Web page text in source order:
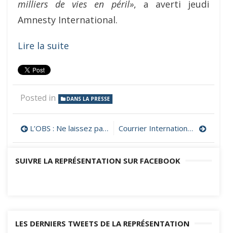
milliers de vies en péril», a averti jeudi
Amnesty International.
Lire la suite
Posted in DANS LA PRESSE
Navigation
de
l’article
L’OBS : Ne laissez pas mourir l’Arménie Courrier International : Haut-Karabakh : le blocus se poursuit, les sanctions contre Bakou se font attendre
SUIVRE LA REPRÉSENTATION SUR FACEBOOK
LES DERNIERS TWEETS DE LA REPRÉSENTATION